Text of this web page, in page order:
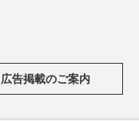
広告掲載のご案内